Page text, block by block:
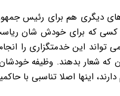
دیگری هم برای رئیس
کسی که برای خودش شان
تواند این خدمتگزاری را
که شعار بدهند. وظیفه
اینها اصلا تناسبی با